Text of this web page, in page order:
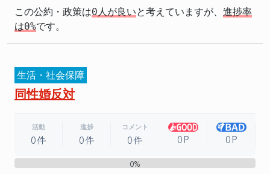
この公約・政策は0人が良いと考えていますが、 進捗率
は0%です。
生活・社会保障
同性婚反対
活動
0件
進捗
0件
コメント
0件 0P 0P
0%